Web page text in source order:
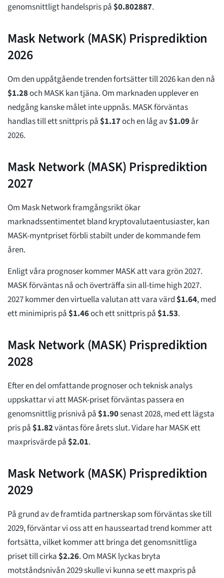
genomsnittligt handelspris på$0.802887.
Mask Network (MASK) Prisprediktion
2026
Om den uppåtgående trenden fortsätter till 2026 kan den nå
$1.28och MASK kan tjäna. Om marknaden upplever en
nedgång kanske målet inte uppnås. MASK förväntas
handlas till ett snittpris på$1.17och en låg av$1.09år
2026.
Mask Network (MASK) Prisprediktion
2027
Om Mask Network framgångsrikt ökar
marknadssentimentet bland kryptovalutaentusiaster, kan
MASK-myntpriset förbli stabilt under de kommande fem
åren.
Enligt våra prognoser kommer MASK att vara grön 2027.
MASK förväntas nå och överträffa sin all-time high 2027.
2027 kommer den virtuella valutan att vara värd$1.64, med
ett minimipris på$1.46och ett snittpris på$1.53.
Mask Network (MASK) Prisprediktion
2028
Efter en del omfattande prognoser och teknisk analys
uppskattar vi att MASK-priset förväntas passera en
genomsnittlig prisnivå på$1.90senast 2028, med ett lägsta
pris på$1.82väntas före årets slut. Vidare har MASK ett
maxprisvärde på$2.01.
Mask Network (MASK) Prisprediktion
2029
På grund av de framtida partnerskap som förväntas ske till
2029, förväntar vi oss att en hausseartad trend kommer att
fortsätta, vilket kommer att bringa det genomsnittliga
priset till cirka$2.26. Om MASK lyckas bryta
motståndsnivån 2029 skulle vi kunna se ett maxpris på